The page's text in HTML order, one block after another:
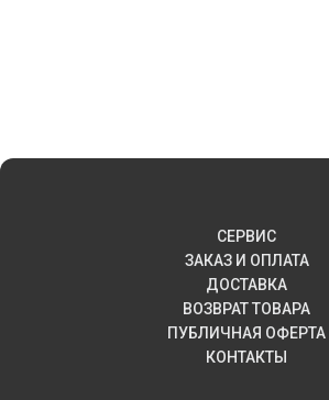
СЕРВИС
ЗАКАЗ И ОПЛАТА
ДОСТАВКА
ВОЗВРАТ ТОВАРА
ПУБЛИЧНАЯ ОФЕРТА
КОНТАКТЫ